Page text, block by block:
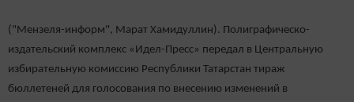
("Мензеля-информ", Марат Хамидуллин). Полиграфическо-
издательский комплекс «Идел-Пресс» передал в Центральную
избирательную комиссию Республики Татарстан тираж
бюллетеней для голосования по внесению изменений в